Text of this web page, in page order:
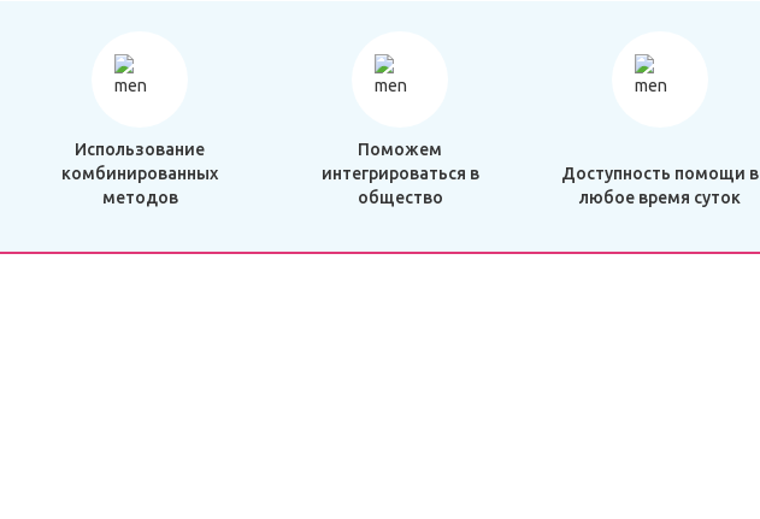
Использование
комбинированных
методов
Поможем
интегрироваться в
общество
Доступность помощи в
любое время суток